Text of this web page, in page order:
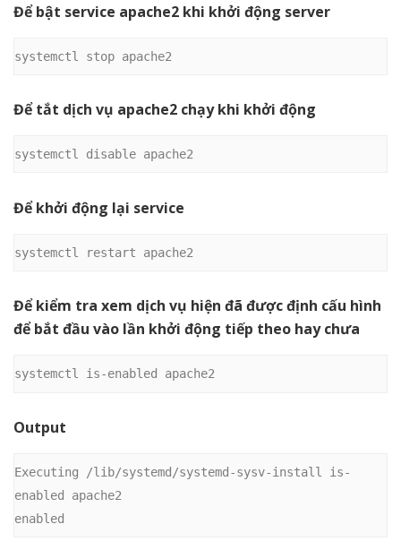
Để bật service apache2 khi khởi động server
systemctl stop apache2
Để tắt dịch vụ apache2 chạy khi khởi động
systemctl disable apache2
Để khởi động lại service
systemctl restart apache2
Để kiểm tra xem dịch vụ hiện đã được định cấu hình
để bắt đầu vào lần khởi động tiếp theo hay chưa
systemctl is-enabled apache2
Output
Executing /lib/systemd/systemd-sysv-install is-
enabled apache2
enabled